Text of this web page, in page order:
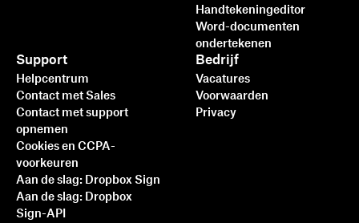
Handtekeningeditor
Word-documenten
ondertekenen
Support
Helpcentrum
Contact met Sales
Contact met support
opnemen
Cookies en CCPA-
voorkeuren
Aan de slag: Dropbox Sign
Aan de slag: Dropbox
Sign-API
Bedrijf
Vacatures
Voorwaarden
Privacy